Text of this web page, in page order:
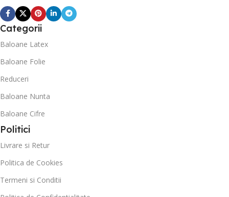
Categorii
Baloane Latex
Baloane Folie
Reduceri
Baloane Nunta
Baloane Cifre
Politici
Livrare si Retur
Politica de Cookies
Termeni si Conditii